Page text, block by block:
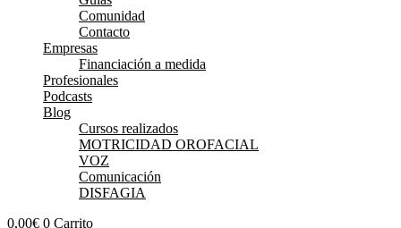
Comunidad
Contacto
Empresas
Financiación a medida
Profesionales
Podcasts
Blog
Cursos realizados
MOTRICIDAD OROFACIAL
VOZ
Comunicación
DISFAGIA
0,00€ 0 Carrito